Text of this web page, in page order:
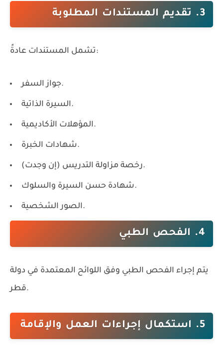
3. تقديم المستندات المطلوبة
تشمل المستندات عادةً:
جواز السفر.
السيرة الذاتية.
المؤهلات الأكاديمية.
شهادات الخبرة.
رخصة مزاولة التدريس (إن وجدت).
شهادة حسن السيرة والسلوك.
الصور الشخصية.
4. الفحص الطبي
يتم إجراء الفحص الطبي وفق اللوائح المعتمدة في دولة
قطر.
5. استكمال إجراءات العمل والإقامة